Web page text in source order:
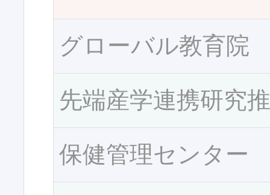
グローバル教育院
先端産学連携研究
保健管理センター